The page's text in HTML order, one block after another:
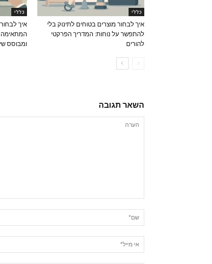
כללי
איך לבחור מוצרים בטוחים לתינוק בלי
להתפשר על נוחות: המדריך הפרקטי
להורים
כללי
איך
המתאימה
ומבוסס
השאר תגובה